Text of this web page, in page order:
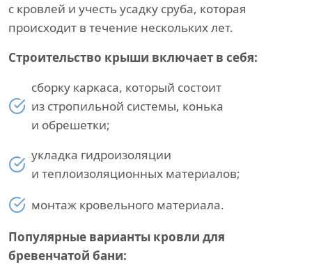
с кровлей и учесть усадку сруба, которая
происходит в течение нескольких лет.
Строительство крыши включает в себя:
сборку каркаса, который состоит
из стропильной системы, конька
и обрешетки;
укладка гидроизоляции
и теплоизоляционных материалов;
монтаж кровельного материала.
Популярные варианты кровли для
бревенчатой бани: